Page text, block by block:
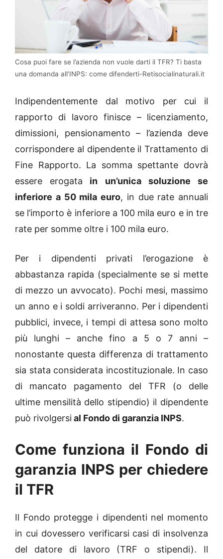
Cosa puoi fare se l’azienda non vuole darti il TFR? Ti basta
una domanda all’INPS: come difenderti-Retisocialinaturali.it
Indipendentemente dal motivo per cui il
rapporto di lavoro finisce – licenziamento,
dimissioni, pensionamento – l’azienda deve
corrispondere al dipendente il Trattamento di
Fine Rapporto. La somma spettante dovrà
essere erogata in un’unica soluzione se
inferiore a 50 mila euro, in due rate annuali
se l’importo è inferiore a 100 mila euro e in tre
rate per somme oltre i 100 mila euro.
Per i dipendenti privati l’erogazione è
abbastanza rapida (specialmente se si mette
di mezzo un avvocato). Pochi mesi, massimo
un anno e i soldi arriveranno. Per i dipendenti
pubblici, invece, i tempi di attesa sono molto
più lunghi – anche fino a 5 o 7 anni –
nonostante questa differenza di trattamento
sia stata considerata incostituzionale. In caso
di mancato pagamento del TFR (o delle
ultime mensilità dello stipendio) il dipendente
può rivolgersial Fondo di garanzia INPS.
Come funziona il Fondo di
garanzia INPS per chiedere
il TFR
Il Fondo protegge i dipendenti nel momento
in cui dovessero verificarsi casi di insolvenza
del datore di lavoro (TRF o stipendi). Il